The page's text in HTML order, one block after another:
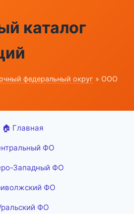
каталог
федеральный округ » ООО
🏠 Главная
ФО
Западный ФО
ФО
ФО